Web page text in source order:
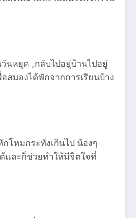
นหยุด ,กลับไปอยู่บ้านไปอยู่
สมองได้พักจากการเรียนบ้าง
โหมกระทั่งเกินไป น้องๆ
และก็ช่วยทำให้มีจิตใจที่